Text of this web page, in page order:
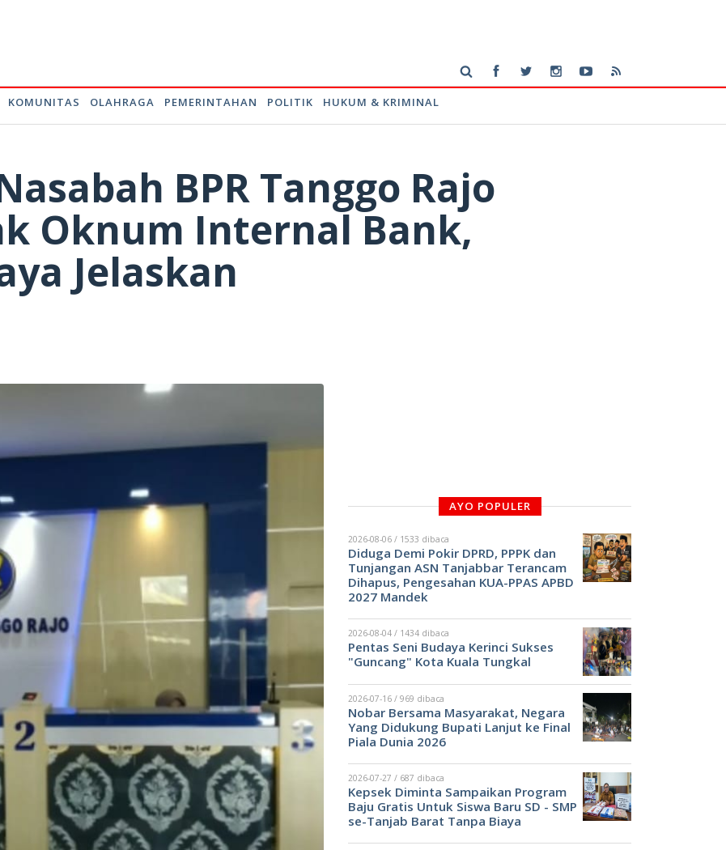
KOMUNITAS OLAHRAGA PEMERINTAHAN POLITIK HUKUM & KRIMINAL
BPR Tanggo Rajo
Oknum Internal Bank,
Jelaskan
AYO POPULER
2026-08-06 / 1533 dibaca
Diduga Demi Pokir DPRD, PPPK dan
Tunjangan ASN Tanjabbar Terancam
Dihapus, Pengesahan KUA-PPAS APBD
2027 Mandek
2026-08-04 / 1434 dibaca
Pentas Seni Budaya Kerinci Sukses
"Guncang" Kota Kuala Tungkal
2026-07-16 / 969 dibaca
Nobar Bersama Masyarakat, Negara
Yang Didukung Bupati Lanjut ke Final
Piala Dunia 2026
2026-07-27 / 687 dibaca
Kepsek Diminta Sampaikan Program
Baju Gratis Untuk Siswa Baru SD - SMP
se-Tanjab Barat Tanpa Biaya